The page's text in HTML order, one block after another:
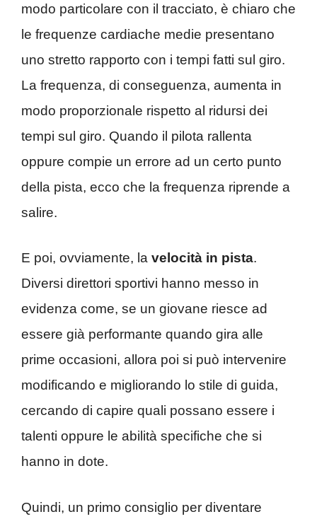
modo particolare con il tracciato, è chiaro che
le frequenze cardiache medie presentano
uno stretto rapporto con i tempi fatti sul giro.
La frequenza, di conseguenza, aumenta in
modo proporzionale rispetto al ridursi dei
tempi sul giro. Quando il pilota rallenta
oppure compie un errore ad un certo punto
della pista, ecco che la frequenza riprende a
salire.
E poi, ovviamente, la velocità in pista.
Diversi direttori sportivi hanno messo in
evidenza come, se un giovane riesce ad
essere già performante quando gira alle
prime occasioni, allora poi si può intervenire
modificando e migliorando lo stile di guida,
cercando di capire quali possano essere i
talenti oppure le abilità specifiche che si
hanno in dote.
Quindi, un primo consiglio per diventare